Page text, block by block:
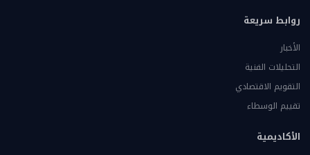
روابط سريعة
الأخبار
التحليلات الفنية
التقويم الاقتصادي
تقييم الوسطاء
الأكاديمية